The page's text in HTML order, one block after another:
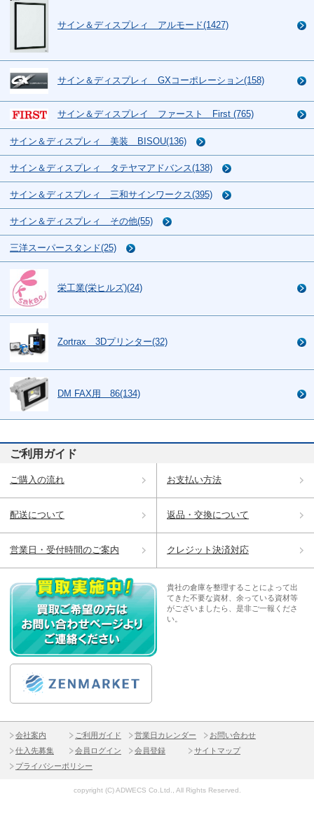
サイン＆ディスプレィ アルモード(1427)
サイン＆ディスプレィ GXコーポレーション(158)
サイン＆ディスプレイ ファースト First (765)
サイン＆ディスプレィ 美装 BISOU(136)
サイン＆ディスプレィ タテヤマアドバンス(138)
サイン＆ディスプレィ 三和サインワークス(395)
サイン＆ディスプレィ その他(55)
三洋スーパースタンド(25)
栄工業(栄ヒルズ)(24)
Zortrax 3Dプリンター(32)
DM FAX用 86(134)
ご利用ガイド
ご購入の流れ お支払い方法
配送について 返品・交換について
営業日・受付時間のご案内 クレジット決済対応
貴社の倉庫を整理することによって出
てきた不要な資材、余っている資材等
がございましたら、是非ご一報くださ
い。
会社案内 ご利用ガイド 営業日カレンダー
お問い合わせ
仕入先募集
会員ログイン 会員登録
サイトマップ
プライバシーポリシー
copyright (C) ADWECS Co.Ltd., All Rights Reserved.